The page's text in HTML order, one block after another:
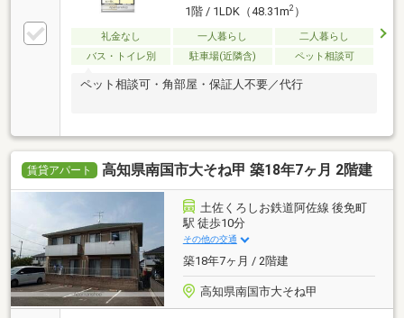
1階 / 1LDK（48.31m2）
礼金なし 一人暮らし
二人暮らし
バス・トイレ別
駐車場(近隣含) ペット相談可
ペット相談可・角部屋・保証人不要／代行
賃貸アパート 高知県南国市大そね甲 築18年7ヶ月 2階建
土佐くろしお鉄道阿佐線 後免町
駅 徒歩10分
その他の交通
築18年7ヶ月 / 2階建
高知県南国市大そね甲